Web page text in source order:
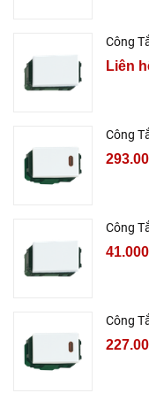
Công
Liên
Công
Công
Công